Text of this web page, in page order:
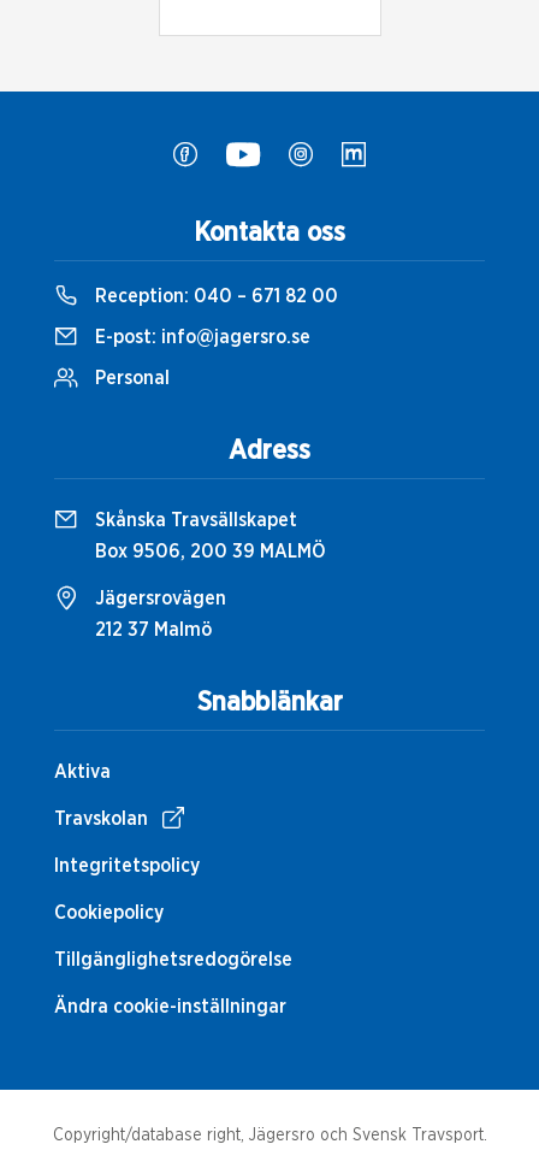
Snabblänkar
Aktiva
Travskolan
Integritetspolicy
Cookiepolicy
Tillgänglighetsredogörelse
Ändra cookie-inställningar
Kontakta oss
Reception: 040 – 671 82 00
E-post: info@jagersro.se
Personal
Adress
Skånska Travsällskapet
Box 9506, 200 39 MALMÖ
Jägersrovägen
212 37 Malmö
Copyright/database right, Jägersro och Svensk Travsport.